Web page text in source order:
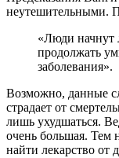
неутешительными.
«Люди начнут
продолжать
заболевания».
Возможно, данные
страдает от
лишь ухудшаться.
очень большая. Тем
найти лекарство от